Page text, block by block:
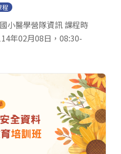
程
小醫學營隊資訊 課程時
年02月08日，08:30-